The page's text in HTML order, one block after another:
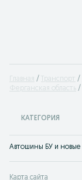
Главная Транспорт
Ферганская область
КАТЕГОРИЯ
Карта сайта